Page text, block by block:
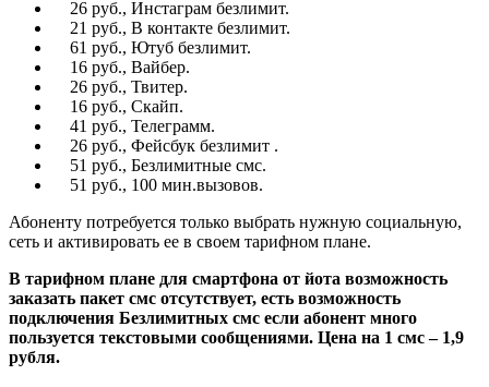
26 руб., Инстаграм безлимит.
21 руб., В контакте безлимит.
61 руб., Ютуб безлимит.
16 руб., Вайбер.
26 руб., Твитер.
16 руб., Скайп.
41 руб., Телеграмм.
26 руб., Фейсбук безлимит .
51 руб., Безлимитные смс.
51 руб., 100 мин.вызовов.
Абоненту потребуется только выбрать нужную социальную,
сеть и активировать ее в своем тарифном плане.
В тарифном плане для смартфона от йота возможность
заказать пакет смс отсутствует, есть возможность
подключения Безлимитных смс если абонент много
пользуется текстовыми сообщениями. Цена на 1 смс – 1,9
рубля.